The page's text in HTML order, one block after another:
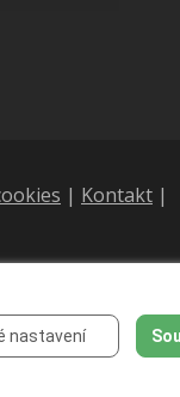
| Kontakt |
nastavení